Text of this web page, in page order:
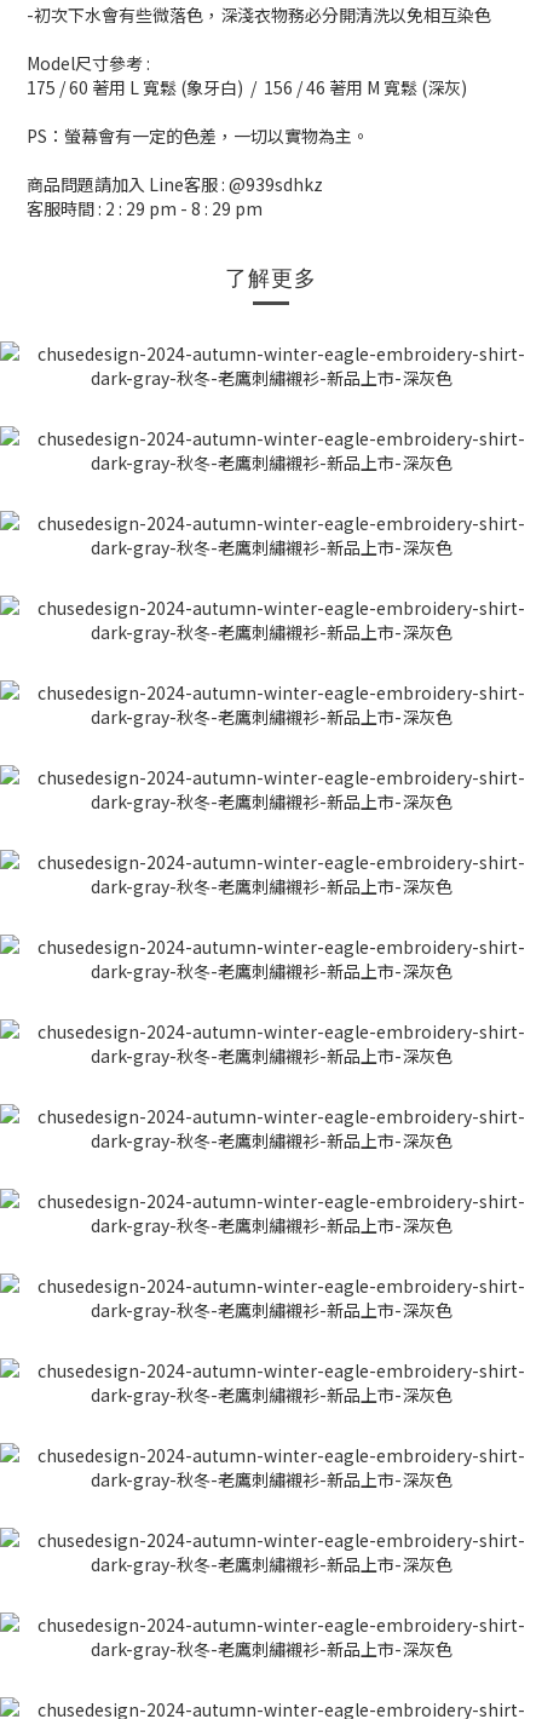
-初次下水會有些微落色，深淺衣物務必分開清洗以免相互染色
Model尺寸參考 :
175 / 60 著用 L 寬鬆 (象牙白) / 156 / 46 著用 M 寬鬆 (深灰)
PS：螢幕會有一定的色差，一切以實物為主。
商品問題請加入 Line客服 : @939sdhkz
客服時間 : 2 : 29 pm - 8 : 29 pm
了解更多